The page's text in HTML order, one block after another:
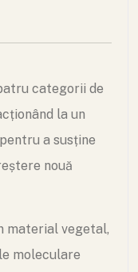
categorii de
la un
a susține
nouă
material vegetal,
moleculare